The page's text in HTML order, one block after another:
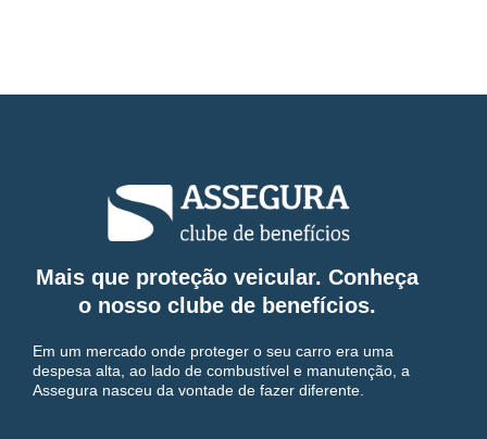
Mais que proteção veicular. Conheça
o nosso clube de benefícios.
Em um mercado onde proteger o seu carro era uma
despesa alta, ao lado de combustível e manutenção, a
Assegura nasceu da vontade de fazer diferente.